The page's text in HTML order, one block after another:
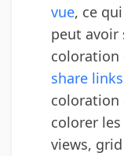
vue, ce
peut avoir
coloration
share links
coloration
colorer
views,